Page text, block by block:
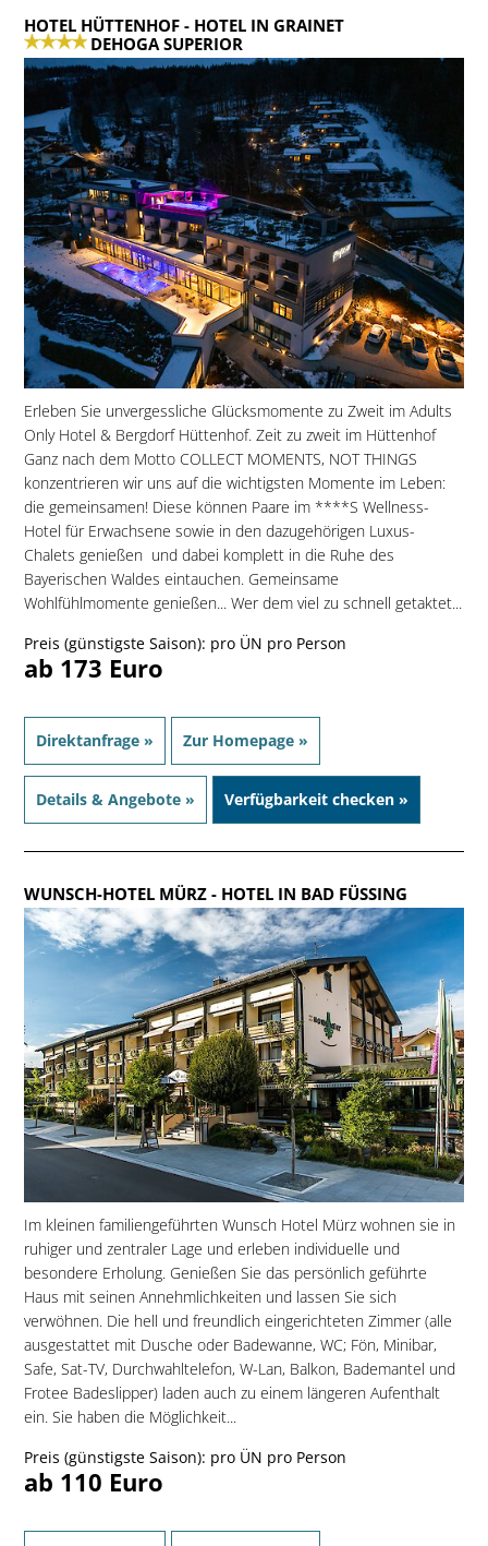
HOTEL HÜTTENHOF- HOTEL IN GRAINET
DEHOGA SUPERIOR
Erleben Sie unvergessliche Glücksmomente zu Zweit im Adults
Only Hotel & Bergdorf Hüttenhof. Zeit zu zweit im Hüttenhof
Ganz nach dem Motto COLLECT MOMENTS, NOT THINGS
konzentrieren wir uns auf die wichtigsten Momente im Leben:
die gemeinsamen! Diese können Paare im ****S Wellness-
Hotel für Erwachsene sowie in den dazugehörigen Luxus-
Chalets genießen  und dabei komplett in die Ruhe des
Bayerischen Waldes eintauchen. Gemeinsame
Wohlfühlmomente genießen... Wer dem viel zu schnell getaktet...
Preis (günstigste Saison): pro ÜN pro Person
ab 173 Euro
Direktanfrage » Zur Homepage »
Details & Angebote » Verfügbarkeit checken »
WUNSCH-HOTEL MÜRZ- HOTEL IN BAD FÜSSING
Im kleinen familiengeführten Wunsch Hotel Mürz wohnen sie in
ruhiger und zentraler Lage und erleben individuelle und
besondere Erholung. Genießen Sie das persönlich geführte
Haus mit seinen Annehmlichkeiten und lassen Sie sich
verwöhnen. Die hell und freundlich eingerichteten Zimmer (alle
ausgestattet mit Dusche oder Badewanne, WC; Fön, Minibar,
Safe, Sat-TV, Durchwahltelefon, W-Lan, Balkon, Bademantel und
Frotee Badeslipper) laden auch zu einem längeren Aufenthalt
ein. Sie haben die Möglichkeit...
Preis (günstigste Saison): pro ÜN pro Person
ab 110 Euro